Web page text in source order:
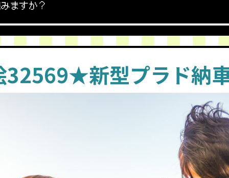
ますか？
32569★新型プラド納